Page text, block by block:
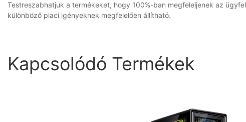
Testreszabhatjuk a termékeket, hogy 100%-ban megfeleljenek az
különböző piaci igényeknek megfelelően állítható.
Kapcsolódó Termékek